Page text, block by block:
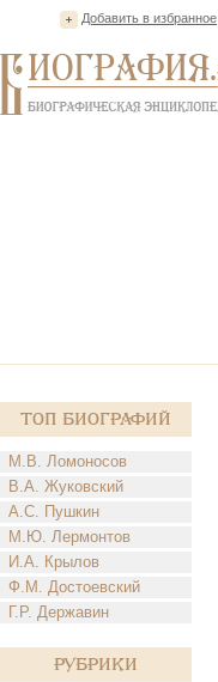
Добавить в избранное
Топ Биографий
М.В. Ломоносов
В.А. Жуковский
А.С. Пушкин
М.Ю. Лермонтов
И.А. Крылов
Ф.М. Достоевский
Г.Р. Державин
Рубрики